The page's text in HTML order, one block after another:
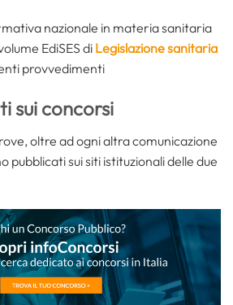
nazionale in materia sanitaria
EdiSES di Legislazione sanitaria
provvedimenti
sui concorsi
oltre ad ogni altra comunicazione
pubblicati sui siti istituzionali delle due